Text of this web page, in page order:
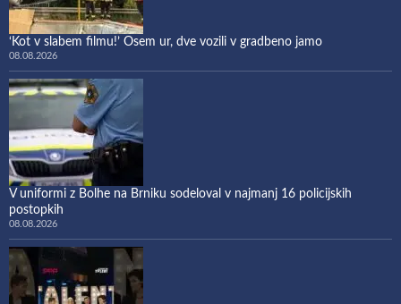
‘Kot v slabem filmu!’ Osem ur, dve vozili v gradbeno jamo
08.08.2026
V uniformi z Bolhe na Brniku sodeloval v najmanj 16 policijskih
postopkih
08.08.2026